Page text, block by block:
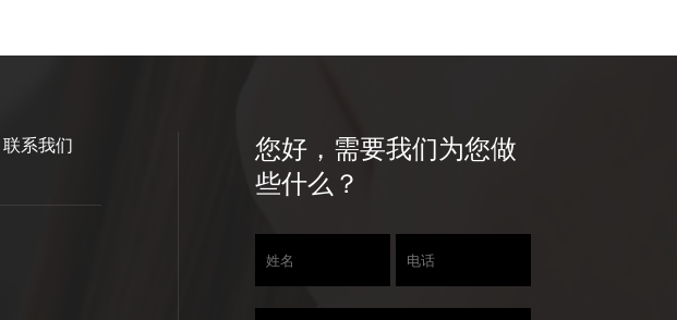
联系我们
您好，需要我们为您做
些什么？